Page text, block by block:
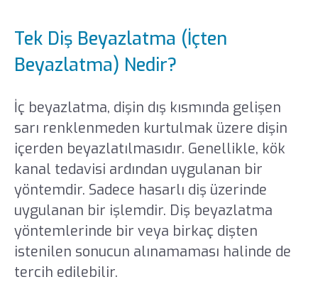
Tek Diş Beyazlatma (İçten
Beyazlatma) Nedir?
İç beyazlatma, dişin dış kısmında gelişen
sarı renklenmeden kurtulmak üzere dişin
içerden beyazlatılmasıdır. Genellikle, kök
kanal tedavisi ardından uygulanan bir
yöntemdir. Sadece hasarlı diş üzerinde
uygulanan bir işlemdir. Diş beyazlatma
yöntemlerinde bir veya birkaç dişten
istenilen sonucun alınamaması halinde de
tercih edilebilir.